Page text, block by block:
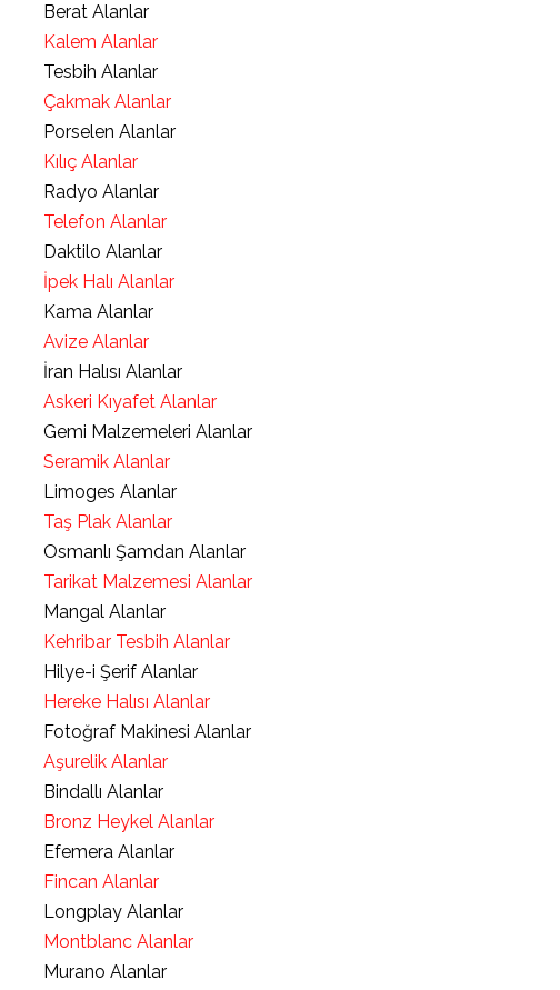
Berat Alanlar
Kalem Alanlar
Tesbih Alanlar
Çakmak Alanlar
Porselen Alanlar
Kılıç Alanlar
Radyo Alanlar
Telefon Alanlar
Daktilo Alanlar
İpek Halı Alanlar
Kama Alanlar
Avize Alanlar
İran Halısı Alanlar
Askeri Kıyafet Alanlar
Gemi Malzemeleri Alanlar
Seramik Alanlar
Limoges Alanlar
Taş Plak Alanlar
Osmanlı Şamdan Alanlar
Tarikat Malzemesi Alanlar
Mangal Alanlar
Kehribar Tesbih Alanlar
Hilye-i Şerif Alanlar
Hereke Halısı Alanlar
Fotoğraf Makinesi Alanlar
Aşurelik Alanlar
Bindallı Alanlar
Bronz Heykel Alanlar
Efemera Alanlar
Fincan Alanlar
Longplay Alanlar
Montblanc Alanlar
Murano Alanlar